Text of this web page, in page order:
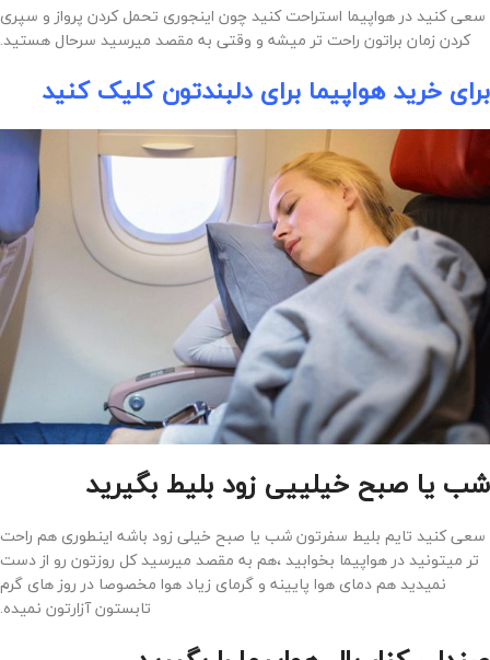
سعی کنید در هواپیما استراحت کنید چون اینجوری تحمل کردن پرواز و سپری
کردن زمان براتون راحت تر میشه و وقتی به مقصد میرسید سرحال هستید.
برای خرید هواپیما برای دلبندتون کلیک کنید
شب یا صبح خیلییی زود بلیط بگیرید
سعی کنید تایم بلیط سفرتون شب یا صبح خیلی زود باشه اینطوری هم راحت
تر میتونید در هواپیما بخوابید ،هم به مقصد میرسید کل روزتون رو از دست
نمیدید هم دمای هوا پایینه و گرمای زیاد هوا مخصوصا در روز های گرم
تابستون آزارتون نمیده.